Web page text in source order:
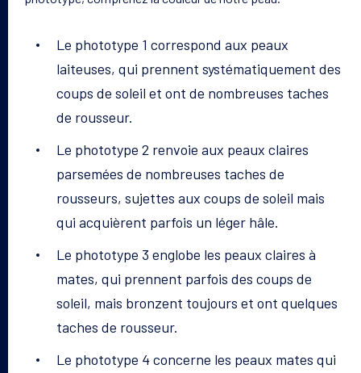
Le phototype 1 correspond aux peaux
laiteuses, qui prennent systématiquement des
coups de soleil et ont de nombreuses taches
de rousseur.
Le phototype 2 renvoie aux peaux claires
parsemées de nombreuses taches de
rousseurs, sujettes aux coups de soleil mais
qui acquièrent parfois un léger hâle.
Le phototype 3 englobe les peaux claires à
mates, qui prennent parfois des coups de
soleil, mais bronzent toujours et ont quelques
taches de rousseur.
Le phototype 4 concerne les peaux mates qui